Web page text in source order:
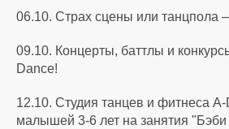
06.10. Страх сцены или танцпола
09.10. Концерты, баттлы и
Dance!
12.10. Студия танцев и фитнеса
малышей 3-6 лет на занятия "Бэби